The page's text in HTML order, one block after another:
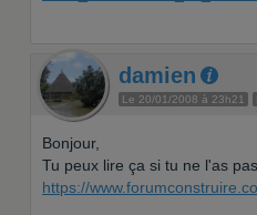
damien
Le 20/01/2008 à 23h21
Bonjour,
Tu peux lire ça si tu ne l'as
https://